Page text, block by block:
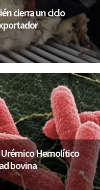
cierra un ciclo
Hemolítico
bovina